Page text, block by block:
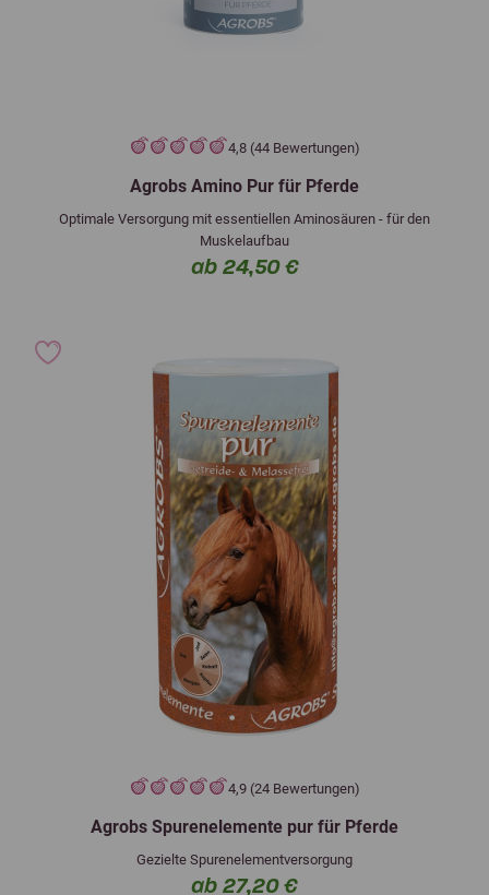
4,8 (44 Bewertungen)
Agrobs Amino Pur für Pferde
Optimale Versorgung mit essentiellen Aminosäuren - für den
Muskelaufbau
ab 24,50 €
4,9 (24 Bewertungen)
Agrobs Spurenelemente pur für Pferde
Gezielte Spurenelementversorgung
ab 27,20 €